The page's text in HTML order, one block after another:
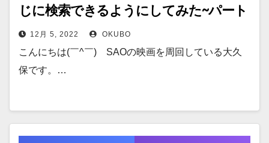
じに検索できるようにしてみた~パート
3/3~12月 5, 2022 OKUBO
こんにちは(￣^￣)ゞSAOの映画を周回している大久
保です。…